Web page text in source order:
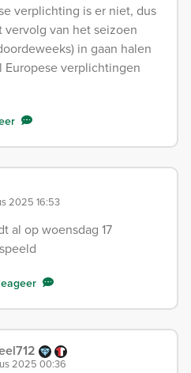
verplichting is er niet, dus
van het seizoen
in gaan halen
verplichtingen
2025 16:53
al op woensdag 17
2025 00:36